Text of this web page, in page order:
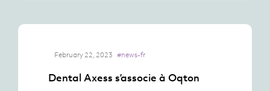
February 22, 2023 #news-fr
Dental Axess s’associe à Oqton